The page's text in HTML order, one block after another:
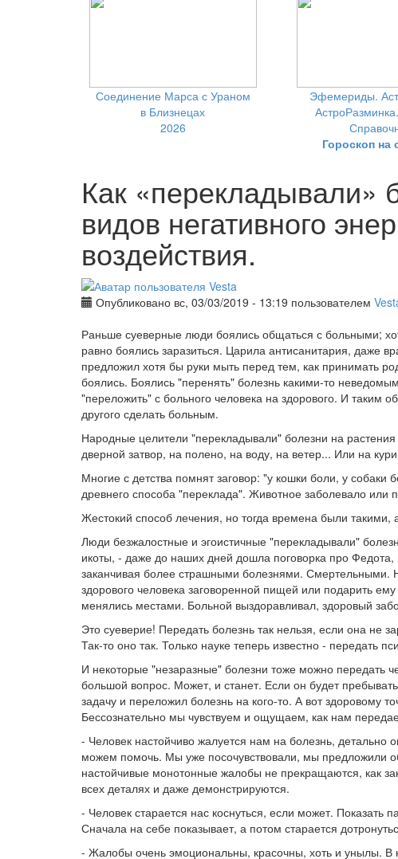
Соединение Марса с Ураном
в Близнецах
2026
Эфемериды.
Гороскоп на
Как «перекладывали»
видов негативного
воздействия.
Опубликовано вс, 03/03/2019 - 13:19 пользователем
Раньше суеверные люди боялись общаться с больными;
равно боялись заразиться. Царила антисанитария, даже
предложил хотя бы руки мыть перед тем, как принимать
боялись. Боялись "перенять" болезнь какими-то
"переложить" с больного человека на здорового. И таким
другого сделать больным.
Народные целители "перекладывали" болезни на
дверной затвор, на полено, на воду, на ветер... Или на
Многие с детства помнят заговор: "у кошки боли, у собаки
древнего способа "переклада". Животное заболевало или
Жестокий способ лечения, но тогда времена были такими,
Люди безжалостные и эгоистичные "перекладывали"
икоты, - даже до наших дней дошла поговорка про
заканчивая более страшными болезнями. Смертельными.
здорового человека заговоренной пищей или подарить
менялись местами. Больной выздоравливал, здоровый
Это суеверие! Передать болезнь так нельзя, если она не
Так-то оно так. Только науке теперь известно - передать
И некоторые "незаразные" болезни тоже можно передать
большой вопрос. Может, и станет. Если он будет
задачу и переложил болезнь на кого-то. А вот здоровому
Бессознательно мы чувствуем и ощущаем, как нам
- Человек настойчиво жалуется нам на болезнь,
можем помочь. Мы уже посочувствовали, мы предложили
настойчивые монотонные жалобы не прекращаются, как
всех деталях и даже демонстрируются.
- Человек старается нас коснуться, если может. Показать
Сначала на себе показывает, а потом старается
- Жалобы очень эмоциональны, красочны, хоть и унылы.